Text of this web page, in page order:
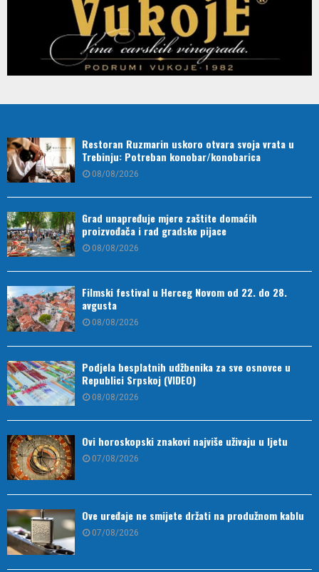
Restoran Ruzmarin uskoro otvara svoja vrata u
Trebinju: Potreban konobar/konobarica
08/08/2026
Grad unapređuje mjere zaštite domaćih
proizvođača i rad gradske pijace
08/08/2026
Filmski festival u Herceg Novom od 22. do 28.
avgusta
08/08/2026
Podjela besplatnih udžbenika za sve osnovce u
Republici Srpskoj (VIDEO)
08/08/2026
Ovi horoskopski znakovi najviše uživaju u ljetu
07/08/2026
Ove uređaje ne smijete držati na produžnom kablu
07/08/2026